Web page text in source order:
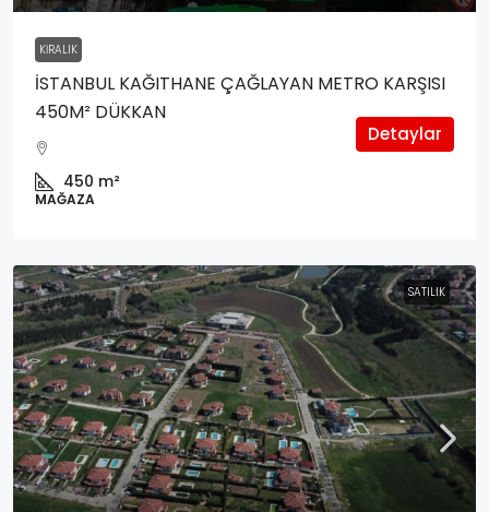
KIRALIK
İSTANBUL KAĞITHANE ÇAĞLAYAN METRO KARŞISI
450M² DÜKKAN
450 m²
MAĞAZA
Detaylar
SATILIK